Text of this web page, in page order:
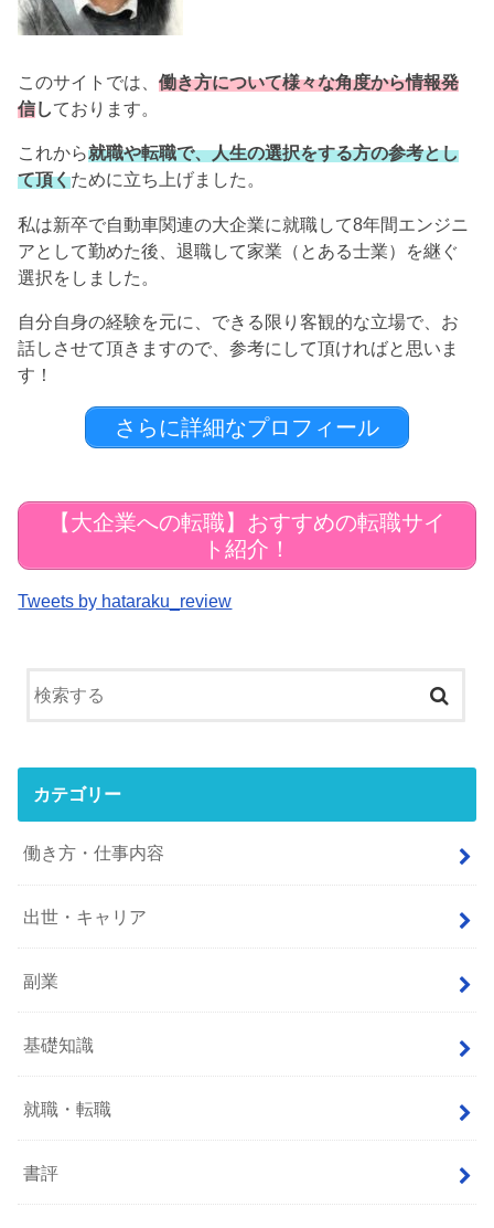
このサイトでは、働き方について様々な角度から情報発
信しております。
これから就職や転職で、人生の選択をする方の参考とし
て頂くために立ち上げました。
私は新卒で自動車関連の大企業に就職して8年間エンジニ
アとして勤めた後、退職して家業（とある士業）を継ぐ
選択をしました。
自分自身の経験を元に、できる限り客観的な立場で、お
話しさせて頂きますので、参考にして頂ければと思いま
す！
さらに詳細なプロフィール
【大企業への転職】おすすめの転職サイ
ト紹介！
Tweets by hataraku_review
カテゴリー
働き方・仕事内容
出世・キャリア
副業
基礎知識
就職・転職
書評